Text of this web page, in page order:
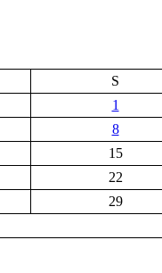
S
1
8
15
22
29